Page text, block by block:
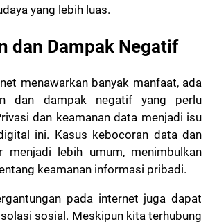
yang lebih luas.
dan Dampak Negatif
menawarkan banyak manfaat, ada
dan dampak negatif yang perlu
dan keamanan data menjadi isu
ini. Kasus kebocoran data dan
menjadi lebih umum, menimbulkan
keamanan informasi pribadi.
pada internet juga dapat
sosial. Meskipun kita terhubung